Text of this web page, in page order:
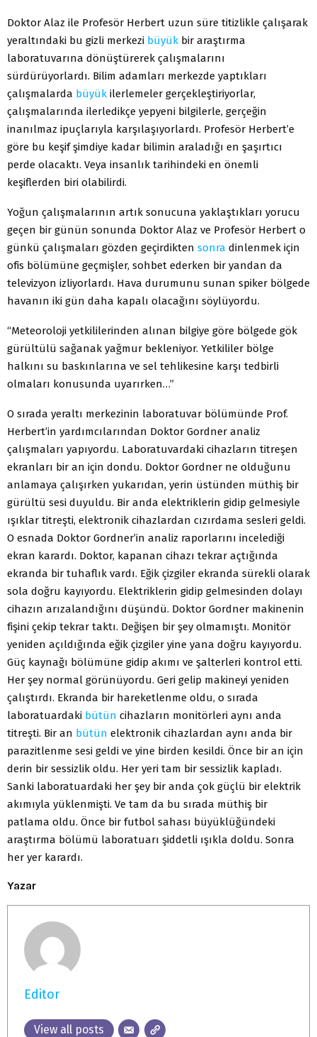
Doktor Alaz ile Profesör Herbert uzun süre titizlikle çalışarak
yeraltındaki bu gizli merkezi büyük bir araştırma
laboratuvarına dönüştürerek çalışmalarını
sürdürüyorlardı. Bilim adamları merkezde yaptıkları
çalışmalarda büyük ilerlemeler gerçekleştiriyorlar,
çalışmalarında ilerledikçe yepyeni bilgilerle, gerçeğin
inanılmaz ipuçlarıyla karşılaşıyorlardı. Profesör Herbert’e
göre bu keşif şimdiye kadar bilimin araladığı en şaşırtıcı
perde olacaktı. Veya insanlık tarihindeki en önemli
keşiflerden biri olabilirdi.
Yoğun çalışmalarının artık sonucuna yaklaştıkları yorucu
geçen bir günün sonunda Doktor Alaz ve Profesör Herbert o
günkü çalışmaları gözden geçirdikten sonra dinlenmek için
ofis bölümüne geçmişler, sohbet ederken bir yandan da
televizyon izliyorlardı. Hava durumunu sunan spiker bölgede
havanın iki gün daha kapalı olacağını söylüyordu.
“Meteoroloji yetkililerinden alınan bilgiye göre bölgede gök
gürültülü sağanak yağmur bekleniyor. Yetkililer bölge
halkını su baskınlarına ve sel tehlikesine karşı tedbirli
olmaları konusunda uyarırken…”
O sırada yeraltı merkezinin laboratuvar bölümünde Prof.
Herbert’in yardımcılarından Doktor Gordner analiz
çalışmaları yapıyordu. Laboratuvardaki cihazların titreşen
ekranları bir an için dondu. Doktor Gordner ne olduğunu
anlamaya çalışırken yukarıdan, yerin üstünden müthiş bir
gürültü sesi duyuldu. Bir anda elektriklerin gidip gelmesiyle
ışıklar titreşti, elektronik cihazlardan cızırdama sesleri geldi.
O esnada Doktor Gordner’in analiz raporlarını incelediği
ekran karardı. Doktor, kapanan cihazı tekrar açtığında
ekranda bir tuhaflık vardı. Eğik çizgiler ekranda sürekli olarak
sola doğru kayıyordu. Elektriklerin gidip gelmesinden dolayı
cihazın arızalandığını düşündü. Doktor Gordner makinenin
fişini çekip tekrar taktı. Değişen bir şey olmamıştı. Monitör
yeniden açıldığında eğik çizgiler yine yana doğru kayıyordu.
Güç kaynağı bölümüne gidip akımı ve şalterleri kontrol etti.
Her şey normal görünüyordu. Geri gelip makineyi yeniden
çalıştırdı. Ekranda bir hareketlenme oldu, o sırada
laboratuardaki bütün cihazların monitörleri aynı anda
titreşti. Bir an bütün elektronik cihazlardan aynı anda bir
parazitlenme sesi geldi ve yine birden kesildi. Önce bir an için
derin bir sessizlik oldu. Her yeri tam bir sessizlik kapladı.
Sanki laboratuardaki her şey bir anda çok güçlü bir elektrik
akımıyla yüklenmişti. Ve tam da bu sırada müthiş bir
patlama oldu. Önce bir futbol sahası büyüklüğündeki
araştırma bölümü laboratuarı şiddetli ışıkla doldu. Sonra
her yer karardı.
Yazar
Editor
View all posts